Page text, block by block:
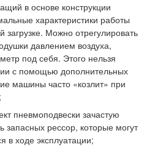
в основе конструкции
характеристики работы
загрузке. Можно отрегулировать
давлением воздуха,
под себя. Этого нельзя
с помощью дополнительных
машины часто «козлит» при
пневмоподвески зачастую
запасных рессор, которые могут
в ходе эксплуатации;